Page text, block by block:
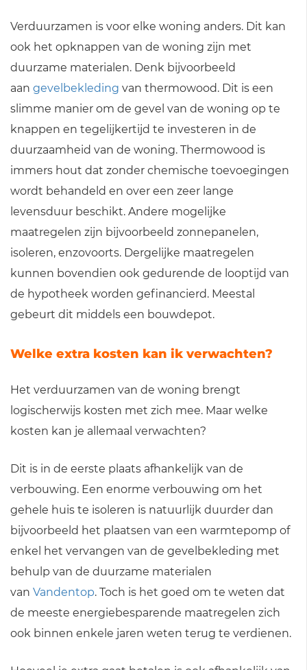
Verduurzamen is voor elke woning anders. Dit kan
ook het opknappen van de woning zijn met
duurzame materialen. Denk bijvoorbeeld
aan gevelbekleding van thermowood. Dit is een
slimme manier om de gevel van de woning op te
knappen en tegelijkertijd te investeren in de
duurzaamheid van de woning. Thermowood is
immers hout dat zonder chemische toevoegingen
wordt behandeld en over een zeer lange
levensduur beschikt. Andere mogelijke
maatregelen zijn bijvoorbeeld zonnepanelen,
isoleren, enzovoorts. Dergelijke maatregelen
kunnen bovendien ook gedurende de looptijd van
de hypotheek worden gefinancierd. Meestal
gebeurt dit middels een bouwdepot.
Welke extra kosten kan ik verwachten?
Het verduurzamen van de woning brengt
logischerwijs kosten met zich mee. Maar welke
kosten kan je allemaal verwachten?
Dit is in de eerste plaats afhankelijk van de
verbouwing. Een enorme verbouwing om het
gehele huis te isoleren is natuurlijk duurder dan
bijvoorbeeld het plaatsen van een warmtepomp of
enkel het vervangen van de gevelbekleding met
behulp van de duurzame materialen
van Vandentop. Toch is het goed om te weten dat
de meeste energiebesparende maatregelen zich
ook binnen enkele jaren weten terug te verdienen.